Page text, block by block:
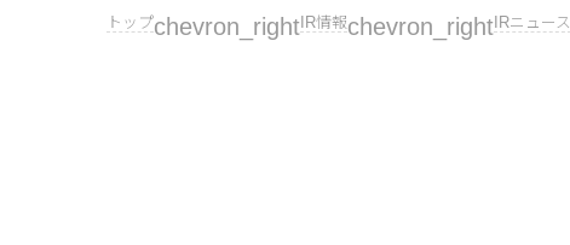
トップchevron_right IR情報chevron_right IRニュース